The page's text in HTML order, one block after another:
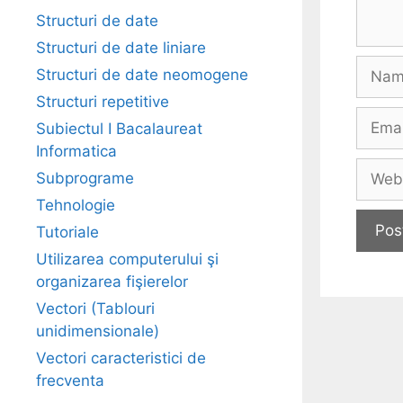
Name
Email
Structuri de date
Structuri de date liniare
Structuri de date neomogene
Structuri repetitive
Subiectul I Bacalaureat
Informatica
Subprograme
Tehnologie
Tutoriale
Utilizarea computerului şi
organizarea fişierelor
Vectori (Tablouri
unidimensionale)
Vectori caracteristici de
frecventa